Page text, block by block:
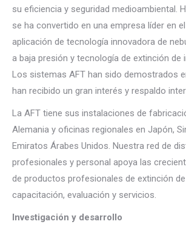
su eficiencia y seguridad medioambiental.
se ha convertido en una empresa líder en
aplicación de tecnología innovadora de
a baja presión y tecnología de extinción de
Los sistemas AFT han sido demostrados
han recibido un gran interés y respaldo
La AFT tiene sus instalaciones de
Alemania y oficinas regionales en Japón,
Emiratos Árabes Unidos. Nuestra red de
profesionales y personal apoya las
de productos profesionales de extinción
capacitación, evaluación y servicios.
Investigación y desarrollo